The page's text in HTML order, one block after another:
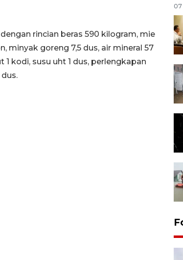
rincian beras 590 kilogram, mie
minyak goreng 7,5 dus, air mineral 57
kodi, susu uht 1 dus, perlengkapan
07